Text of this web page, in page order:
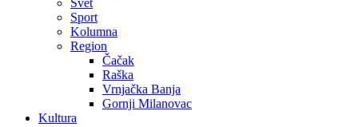
Svet
Sport
Kolumna
Region
Čačak
Raška
Vrnjačka Banja
Gornji Milanovac
Kultura